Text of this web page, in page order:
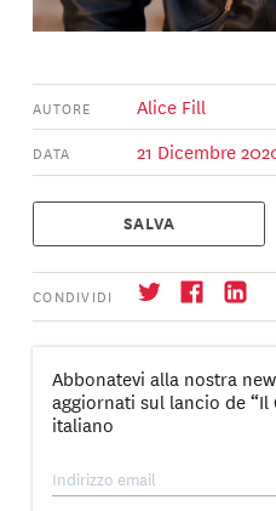
AUTORE Alice Fill
DATA 21 Dicembre
SALVA
CONDIVIDI
Iscrizione
Abbonatevi alla nostra
aggiornati sul lancio de “Il
italiano